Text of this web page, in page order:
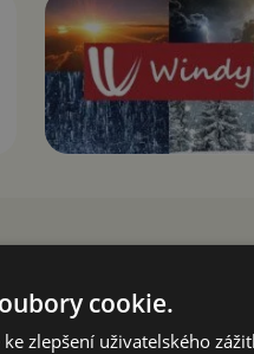
cookie.
zlepšení uživatelského